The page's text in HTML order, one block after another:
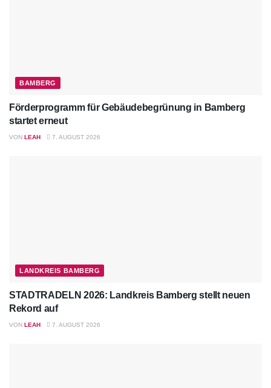
BAMBERG
Förderprogramm für Gebäudebegrünung in Bamberg
startet erneut
VON LEAH 7. AUGUST 2026
LANDKREIS BAMBERG
STADTRADELN 2026: Landkreis Bamberg stellt neuen
Rekord auf
VON LEAH 7. AUGUST 2026